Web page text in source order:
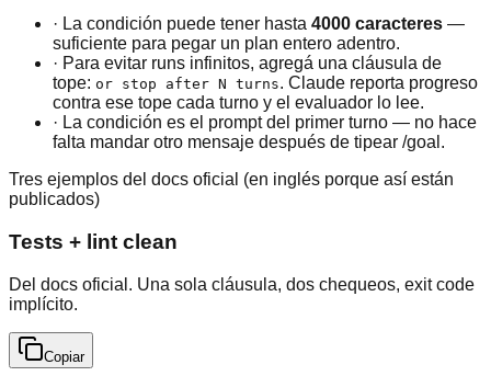
· La condición puede tener hasta 4000 caracteres —
suficiente para pegar un plan entero adentro.
· Para evitar runs infinitos, agregá una cláusula de
tope: or stop after N turns. Claude reporta progreso
contra ese tope cada turno y el evaluador lo lee.
· La condición es el prompt del primer turno — no hace
falta mandar otro mensaje después de tipear /goal.
Tres ejemplos del docs oficial (en inglés porque así están
publicados)
Tests + lint clean
Del docs oficial. Una sola cláusula, dos chequeos, exit code
implícito.
Copiar